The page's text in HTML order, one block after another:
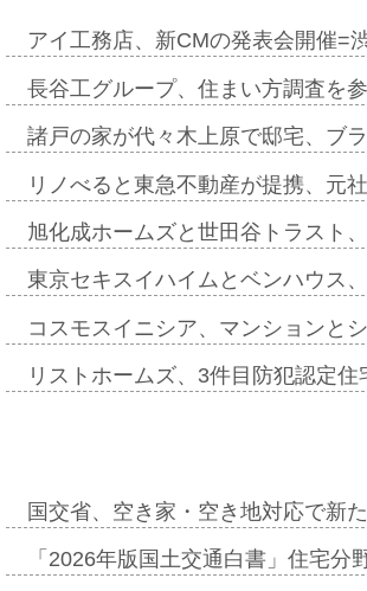
アイ工務店、新CMの発表会開催=
長谷工グループ、住まい方調査を
諸戸の家が代々木上原で邸宅、ブ
リノべると東急不動産が提携、元
旭化成ホームズと世田谷トラスト
東京セキスイハイムとベンハウス
コスモスイニシア、マンションと
リストホームズ、3件目防犯認定
国交省、空き家・空き地対応で新
「2026年版国土交通白書」住宅